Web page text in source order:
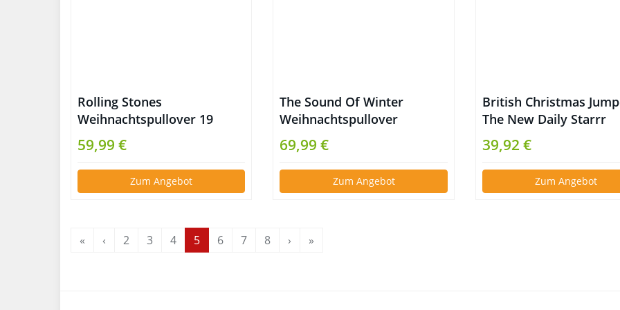
Rolling Stones
Weihnachtspullover 19
59,99 €
Zum Angebot
The Sound Of Winter
Weihnachtspullover
69,99 €
Zum Angebot
British Christmas
The New Daily Starrr
39,92 €
Zum Angebot
« ‹ 2 3 4 5 6 7 8 › »